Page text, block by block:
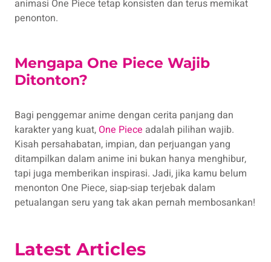
animasi One Piece tetap konsisten dan terus memikat
penonton.
Mengapa One Piece Wajib
Ditonton?
Bagi penggemar anime dengan cerita panjang dan
karakter yang kuat, One Piece adalah pilihan wajib.
Kisah persahabatan, impian, dan perjuangan yang
ditampilkan dalam anime ini bukan hanya menghibur,
tapi juga memberikan inspirasi. Jadi, jika kamu belum
menonton One Piece, siap-siap terjebak dalam
petualangan seru yang tak akan pernah membosankan!
Latest Articles